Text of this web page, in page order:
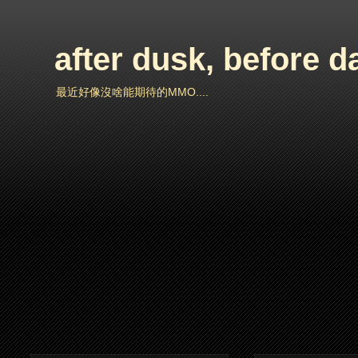
after dusk, before
最近好像沒啥能期待的MMO....